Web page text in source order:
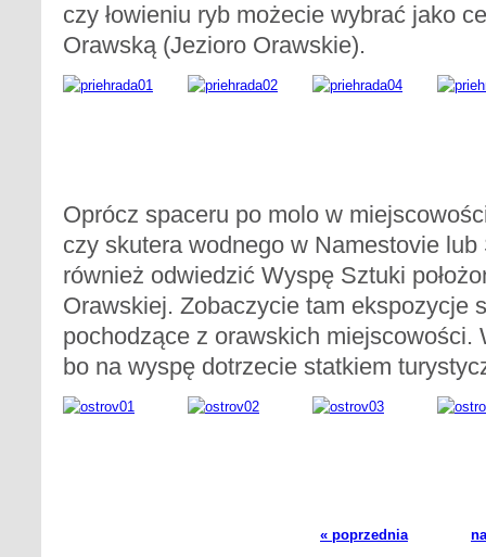
czy łowieniu ryb możecie wybrać jako
Orawską (Jezioro Orawskie).
Oprócz spaceru po molo w
czy skutera wodnego w Namestovie
również odwiedzić Wyspę Sztuki
Orawskiej. Zobaczycie tam ekspozycje
pochodzące z orawskich miejscowości.
bo na wyspę dotrzecie statkiem
« poprzednia